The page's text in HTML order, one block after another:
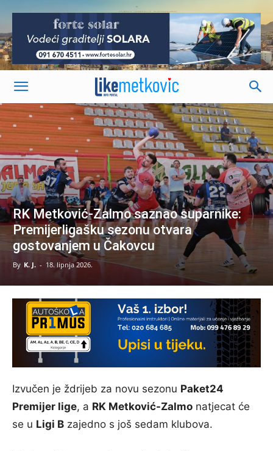
-
RK Metković-Zalmo saznao suparnike:
Premijerligašku sezonu otvara
gostovanjem u Čakovcu
By K. J. - 18. lipnja 2026.
Izvučen je ždrijeb za novu sezonu Paket24
Premijer lige, a RK Metković-Zalmo natjecat će
se u Ligi B zajedno s još sedam klubova.